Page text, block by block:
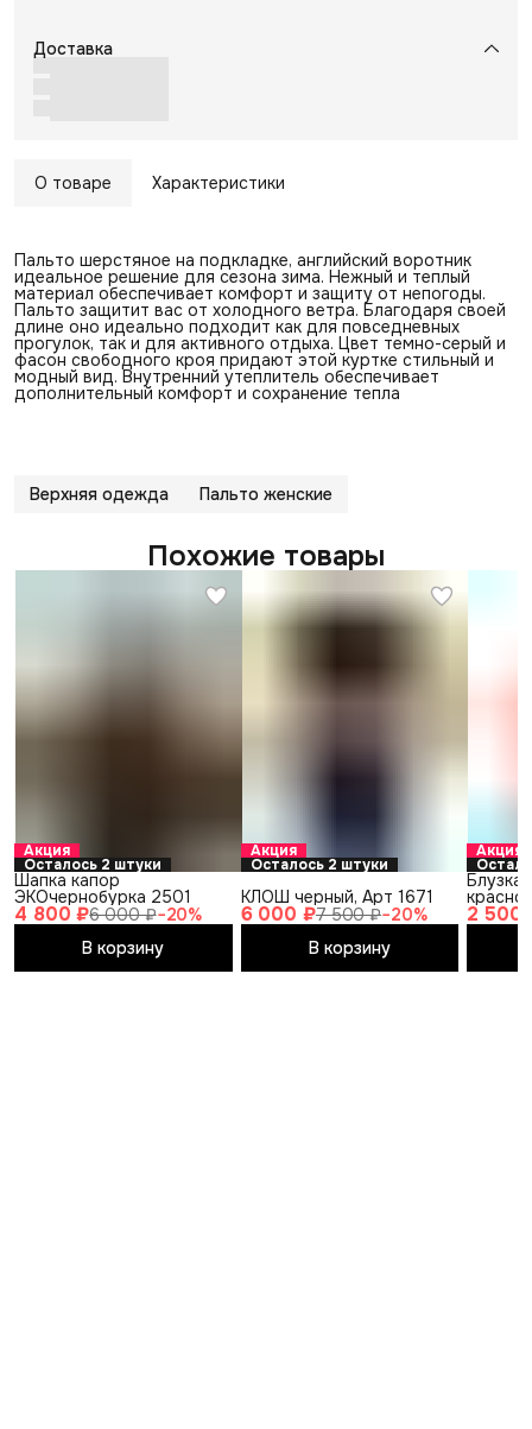
Доставка
О товаре Характеристики
Пальто шерстяное на подкладке, английский воротник
идеальное решение для сезона зима. Нежный и теплый
материал обеспечивает комфорт и защиту от непогоды.
Пальто защитит вас от холодного ветра. Благодаря своей
длине оно идеально подходит как для повседневных
прогулок, так и для активного отдыха. Цвет темно-серый и
фасон свободного кроя придают этой куртке стильный и
модный вид. Внутренний утеплитель обеспечивает
дополнительный комфорт и сохранение тепла
Верхняя одежда Пальто женские
Похожие товары
Акция
Осталось 2 штуки
4 800 ₽6 000 ₽−20%
Шапка капор
ЭКОчернобурка 2501
В корзину
Акция
Осталось 2 штуки
6 000 ₽7 500 ₽−20%
КЛОШ черный, Арт 1671
В корзину
Акция
2 500
Блузка